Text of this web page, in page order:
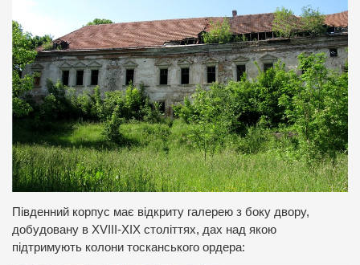
Південний корпус має відкриту галерею з боку двору,
добудовану в XVIII-XIX століттях, дах над якою
підтримують колони тосканського ордера: